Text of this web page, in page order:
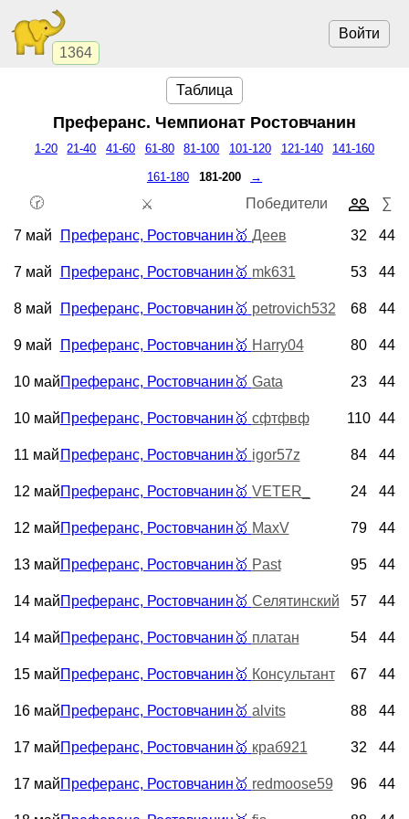
1364
Войти
Таблица
Преферанс. Чемпионат Ростовчанин
1-20 21-40 41-60 61-80 81-100 101-120 121-140 141-160
161-180 181-200 →
🕝 ⚔️ Победители ∑
7 май Преферанс, Ростовчанин 🥇 Деев 32 44
7 май Преферанс, Ростовчанин 🥇 mk631 53 44
8 май Преферанс, Ростовчанин 🥇 petrovich532 68 44
9 май Преферанс, Ростовчанин 🥇 Harry04 80 44
10 майПреферанс, Ростовчанин 🥇 Gata 23 44
10 майПреферанс, Ростовчанин 🥇 сфтфвф 110 44
11 май Преферанс, Ростовчанин 🥇 igor57z 84 44
12 майПреферанс, Ростовчанин 🥇 VETER_ 24 44
12 майПреферанс, Ростовчанин 🥇 MaxV 79 44
13 майПреферанс, Ростовчанин 🥇 Past 95 44
14 майПреферанс, Ростовчанин 🥇 Селятинский 57 44
14 майПреферанс, Ростовчанин 🥇 платан 54 44
15 майПреферанс, Ростовчанин 🥇 Консультант 67 44
16 майПреферанс, Ростовчанин 🥇 alvits 88 44
17 майПреферанс, Ростовчанин 🥇 краб921 32 44
17 майПреферанс, Ростовчанин 🥇 redmoose59 96 44